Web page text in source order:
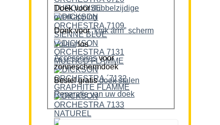
Doek voordubbelzijdige
overkapping
Doek voor
“knik arm” scherm
Volantlos
Accessoiresvoor
zonneschermdoek
Bestel gratis doek stalen
Reparatie van uw doek